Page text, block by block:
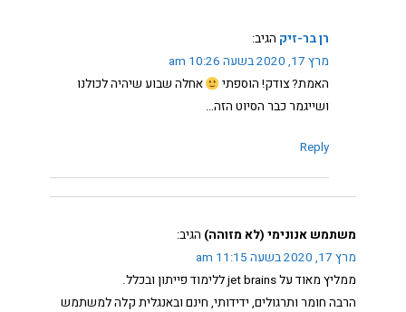
רן בר-זיק הגיב:
מרץ 17, 2020 בשעה 10:26 am
האמת? צודק! הוספתי
אחלה שבוע שיהיה לכולנו
ושייגמר כבר הסיוט הזה…
Reply
משתמש אנונימי (לא מזוהה) הגיב:
מרץ 17, 2020 בשעה 11:15 am
ממליץ מאוד על jet brains ללימוד פייתון ובכלל.
הרבה חומר ותרגולים, ידידותי, חינם ובאנגלית קלה למשתמש